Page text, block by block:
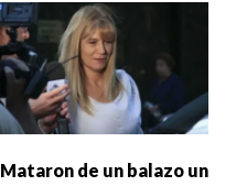
Mataron de un balazo un